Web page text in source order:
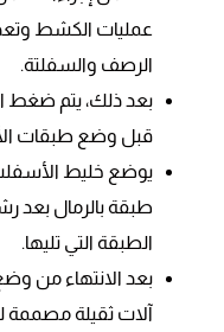
عمليات الكشط
الرصف والسفلتة.
بعد ذلك، يتم ضغط
قبل وضع طبقات
يوضع خليط
طبقة بالرمال بعد
الطبقة التي تليها.
بعد الانتهاء من
آلات ثقيلة مصممة